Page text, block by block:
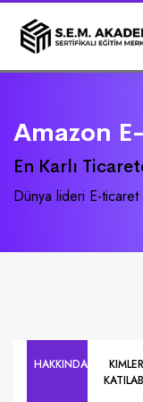
Amazon
En Karlı
Dünya lideri E-
HAKKINDA
KIMLER